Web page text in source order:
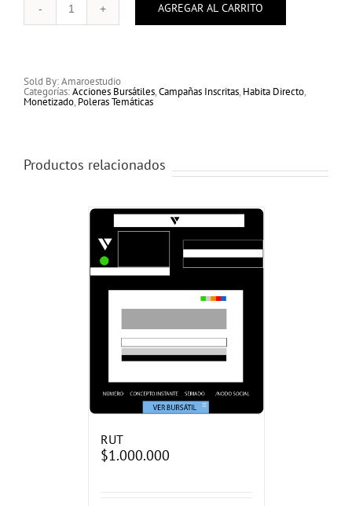
Monetizado
de
AGREGAR AL CARRITO
Sold By: Amaroestudio
Categorías:Acciones Bursátiles,Campañas Inscritas, Habita Directo,
Monetizado, Poleras Temáticas
Productos relacionados
RUT
$1.000.000